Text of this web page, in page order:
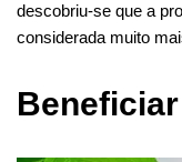
descobriu-se que a
considerada muito
Beneficiar